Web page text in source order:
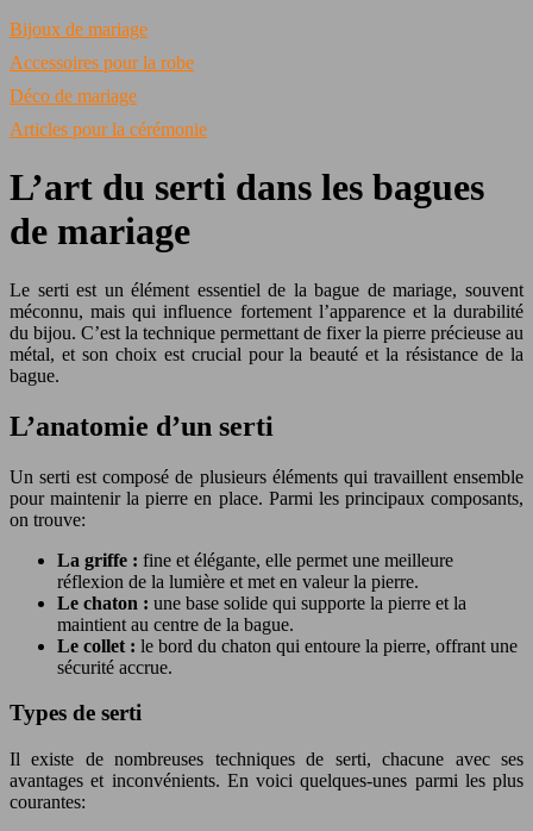
Bijoux de mariage
Accessoires pour la robe
Déco de mariage
Articles pour la cérémonie
L’art du serti dans les bagues
de mariage
Le serti est un élément essentiel de la bague de mariage, souvent
méconnu, mais qui influence fortement l’apparence et la durabilité
du bijou. C’est la technique permettant de fixer la pierre précieuse au
métal, et son choix est crucial pour la beauté et la résistance de la
bague.
L’anatomie d’un serti
Un serti est composé de plusieurs éléments qui travaillent ensemble
pour maintenir la pierre en place. Parmi les principaux composants,
on trouve:
La griffe : fine et élégante, elle permet une meilleure
réflexion de la lumière et met en valeur la pierre.
Le chaton : une base solide qui supporte la pierre et la
maintient au centre de la bague.
Le collet : le bord du chaton qui entoure la pierre, offrant une
sécurité accrue.
Types de serti
Il existe de nombreuses techniques de serti, chacune avec ses
avantages et inconvénients. En voici quelques-unes parmi les plus
courantes: